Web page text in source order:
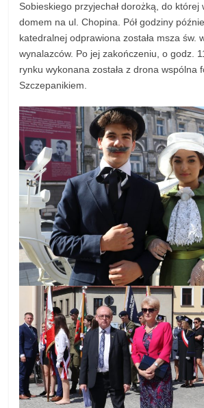
Sobieskiego przyjechał dorożką, do której
domem na ul. Chopina. Pół godziny
katedralnej odprawiona została msza św.
wynalazców. Po jej zakończeniu, o godz.
rynku wykonana została z drona wspólna
Szczepanikiem.